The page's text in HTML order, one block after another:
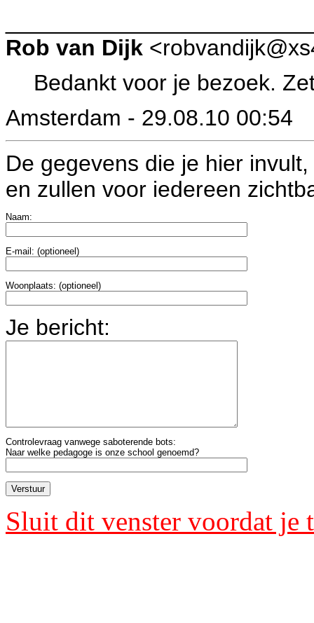
Rob van Dijk
Bedankt voor je bezoek.
Amsterdam - 29.08.10 00:54
De gegevens die je hier
en zullen voor iedereen
Naam:
E-mail: (optioneel)
Woonplaats: (optioneel)
Je bericht:
Controlevraag vanwege saboterende bots:
Naar welke pedagoge is onze school genoemd?
Sluit dit venster voordat je